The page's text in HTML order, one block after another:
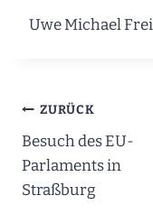
Uwe Michael
ZURÜCK
Besuch des EU-
Parlaments in
Straßburg